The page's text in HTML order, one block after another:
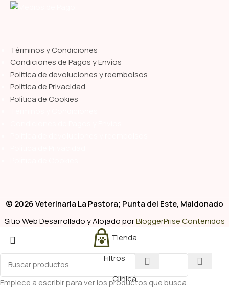
Términos y Condiciones
Condiciones de Pagos y Envíos
Política de devoluciones y reembolsos
Política de Privacidad
Política de Cookies
© 2026 Veterinaria La Pastora; Punta del Este, Maldonado
Sitio Web Desarrollado y Alojado porBloggerPrise Contenidos
Empiece a escribir para ver los productos que busca.
Tienda
Filtros
Clínica